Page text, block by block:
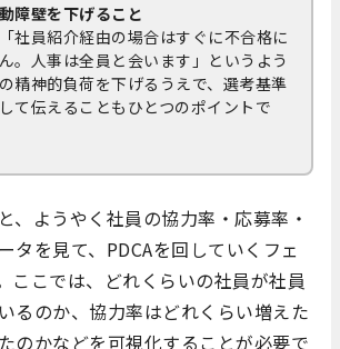
障壁を下げること
社員紹介経由の場合はすぐに不合格に
。人事は全員と会います」というよう
精神的負荷を下げるうえで、選考基準
て伝えることもひとつのポイントで
、ようやく社員の協力率・応募率・
タを見て、PDCAを回していくフェ
ここでは、どれくらいの社員が社員
るのか、協力率はどれくらい増えた
のかなどを可視化することが必要で